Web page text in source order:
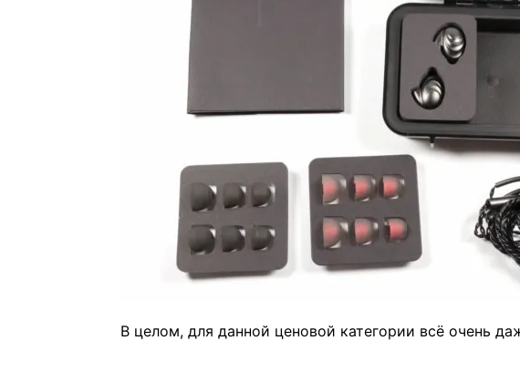
В целом, для данной ценовой категории всё очень